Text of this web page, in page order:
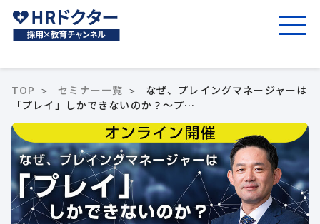
TOP セミナー一覧
なぜ、プレイングマネージャーは
「プレイ」しかできないのか？～プ…